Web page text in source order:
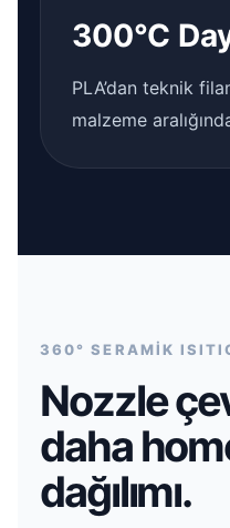
300°C
PLA’dan teknik
malzeme
360° SERAMİK
Nozzle
daha
dağılımı.